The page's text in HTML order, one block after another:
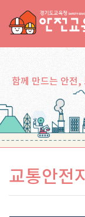
함께 만드는 안전,
교통안전